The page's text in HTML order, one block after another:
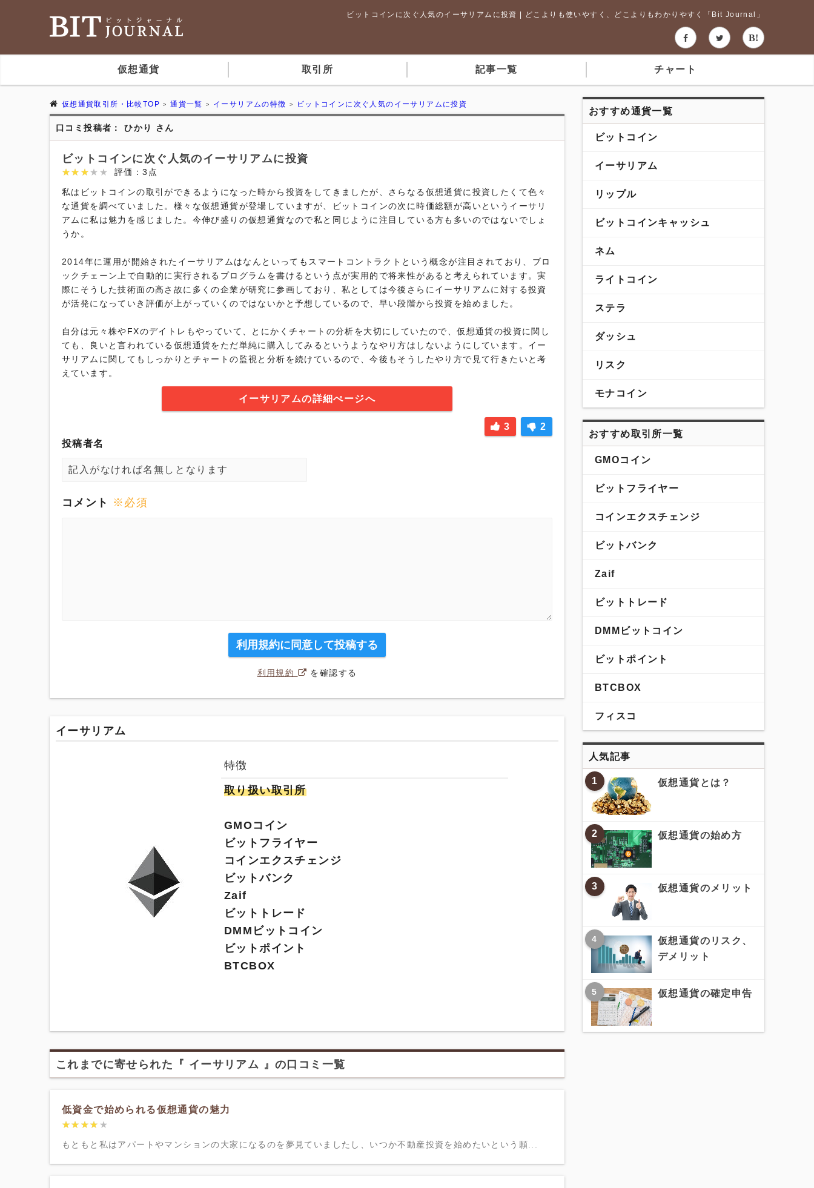
ビットコインに次ぐ人気のイーサリアムに投資 | どこよりも使いやすく、どこよりもわかりやすく「Bit Journal」
仮想通貨 取引所 記事一覧 チャート
仮想通貨取引所・比較TOP 通貨一覧 イーサリアムの特徴 ビットコインに次ぐ人気のイーサリアムに投資
口コミ投稿者： ひかり さん
ビットコインに次ぐ人気のイーサリアムに投資
★★★★★
★★★★★ 評価：3点
私はビットコインの取引ができるようになった時から投資をしてきましたが、さらなる仮想通貨に投資したくて色々
な通貨を調べていました。様々な仮想通貨が登場していますが、ビットコインの次に時価総額が高いというイーサリ
アムに私は魅力を感じました。今伸び盛りの仮想通貨なので私と同じように注目している方も多いのではないでしょ
うか。
2014年に運用が開始されたイーサリアムはなんといってもスマートコントラクトという概念が注目されており、ブロ
ックチェーン上で自動的に実行されるプログラムを書けるという点が実用的で将来性があると考えられています。実
際にそうした技術面の高さ故に多くの企業が研究に参画しており、私としては今後さらにイーサリアムに対する投資
が活発になっていき評価が上がっていくのではないかと予想しているので、早い段階から投資を始めました。
自分は元々株やFXのデイトレもやっていて、とにかくチャートの分析を大切にしていたので、仮想通貨の投資に関し
ても、良いと言われている仮想通貨をただ単純に購入してみるというようなやり方はしないようにしています。イー
サリアムに関してもしっかりとチャートの監視と分析を続けているので、今後もそうしたやり方で見て行きたいと考
えています。
イーサリアムの詳細ぺージへ
3
2
投稿者名
コメント ※必須
利用規約に同意して投稿する
利用規約 を確認する
イーサリアム
特徴
取り扱い取引所
GMOコイン
ビットフライヤー
コインエクスチェンジ
ビットバンク
Zaif
ビットトレード
DMMビットコイン
ビットポイント
BTCBOX
これまでに寄せられた『 イーサリアム 』の口コミ一覧
低資金で始められる仮想通貨の魅力
★★★★★
★★★★★
もともと私はアパートやマンションの大家になるのを夢見ていましたし、いつか不動産投資を始めたいという願...
おすすめ通貨一覧
ビットコイン
イーサリアム
リップル
ビットコインキャッシュ
ネム
ライトコイン
ステラ
ダッシュ
リスク
モナコイン
おすすめ取引所一覧
GMOコイン
ビットフライヤー
コインエクスチェンジ
ビットバンク
Zaif
ビットトレード
DMMビットコイン
ビットポイント
BTCBOX
フィスコ
人気記事
1 仮想通貨とは？
2 仮想通貨の始め方
3 仮想通貨のメリット
4
仮想通貨のリスク、
デメリット
5 仮想通貨の確定申告